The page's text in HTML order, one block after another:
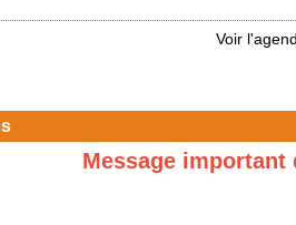
Voir
Message important